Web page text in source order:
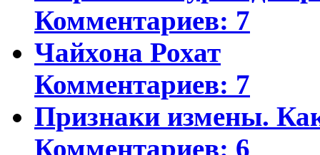
Комментариев: 7
Чайхона Рохат
Комментариев: 7
Признаки измены.
Комментариев: 6